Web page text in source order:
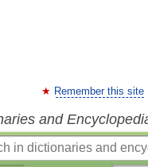
Remember this site
and